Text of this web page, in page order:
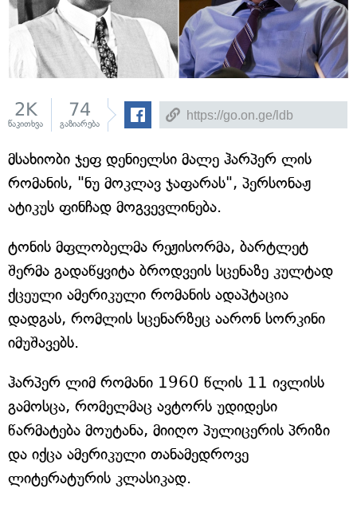
2K
წაკითხვა
74
გაზიარება
მსახიობი ჯეფ დენიელსი მალე ჰარპერ ლის
რომანის, "ნუ მოკლავ ჯაფარას", პერსონაჟ
ატიკუს ფინჩად მოგვევლინება.
ტონის მფლობელმა რეჟისორმა, ბარტლეტ
შერმა გადაწყვიტა ბროდვეის სცენაზე კულტად
ქცეული ამერიკული რომანის ადაპტაცია
დადგას, რომლის სცენარზეც აარონ სორკინი
იმუშავებს.
ჰარპერ ლიმ რომანი 1960 წლის 11 ივლისს
გამოსცა, რომელმაც ავტორს უდიდესი
წარმატება მოუტანა, მიიღო პულიცერის პრიზი
და იქცა ამერიკული თანამედროვე
ლიტერატურის კლასიკად.